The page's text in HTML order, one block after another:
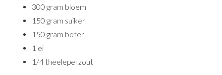
300 gram bloem
150 gram suiker
150 gram boter
1 ei
1/4 theelepel zout